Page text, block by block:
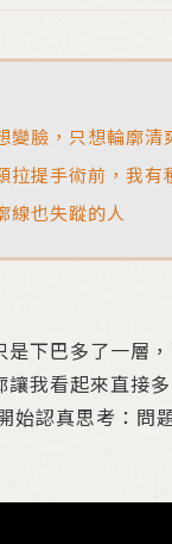
變臉，只想輪廓清
拉提手術前，我有
線也失蹤的人
下巴多了一層
我看起來直接
始認真思考：問